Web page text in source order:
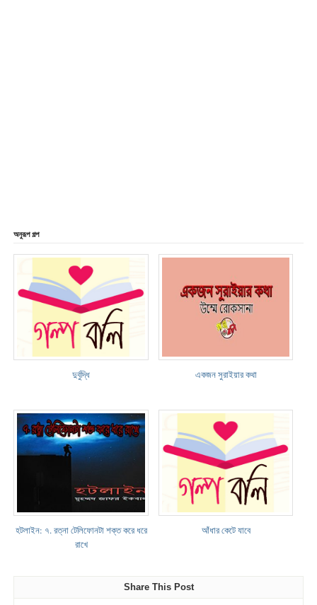
অনুরূপ গল্প
দুর্বুদ্ধি একজন সুরাইয়ার কথা
হটলাইন: ৭. রত্না টেলিফোনটা শক্ত করে ধরে
রাখে
আঁধার কেটে যাবে
Share This Post